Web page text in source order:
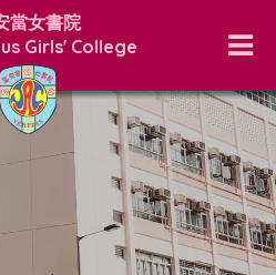
當女書院
Girls' College